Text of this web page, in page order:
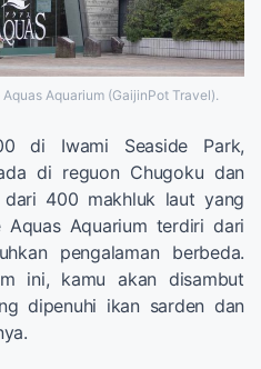
Aquarium (GaijinPot Travel).
di Iwami Seaside Park,
di reguon Chugoku dan
400 makhluk laut yang
Aquarium terdiri dari
pengalaman berbeda.
ini, kamu akan disambut
dipenuhi ikan sarden dan